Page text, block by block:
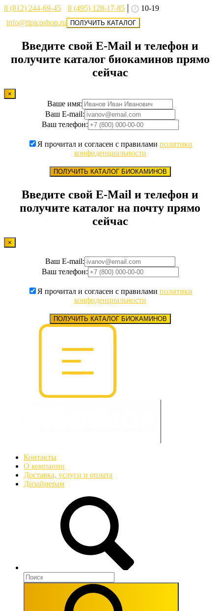
8 (812) 244-69-45 8 (495) 128-17-85
10-19
info@tipicoshop.ru
ПОЛУЧИТЬ КАТАЛОГ
Введите свой E-Mail и телефон и
получите каталог биокаминов прямо
сейчас
×
Ваше имя:
Ваш E-mail:
Ваш телефон:
Я прочитал и согласен с правилами политики
конфиденциальности
ПОЛУЧИТЬ КАТАЛОГ БИОКАМИНОВ
Введите свой E-Mail и телефон и
получите каталог на почту прямо
сейчас
×
Ваш E-mail:
Ваш телефон:
Я прочитал и согласен с правилами политики
конфиденциальности
ПОЛУЧИТЬ КАТАЛОГ БИОКАМИНОВ
Контакты
О компании
Доставка, услуги и оплата
Дизайнерам